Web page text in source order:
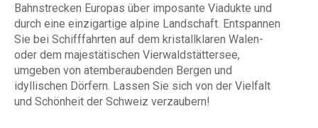
Bahnstrecken Europas über imposante Viadukte und
durch eine einzigartige alpine Landschaft. Entspannen
Sie bei Schifffahrten auf dem kristallklaren Walen-
oder dem majestätischen Vierwaldstättersee,
umgeben von atemberaubenden Bergen und
idyllischen Dörfern. Lassen Sie sich von der Vielfalt
und Schönheit der Schweiz verzaubern!